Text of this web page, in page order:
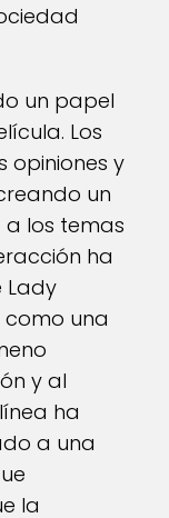
un papel
Los
opiniones y
un
los temas
ha
Lady
como una
y al
ha
a una
la